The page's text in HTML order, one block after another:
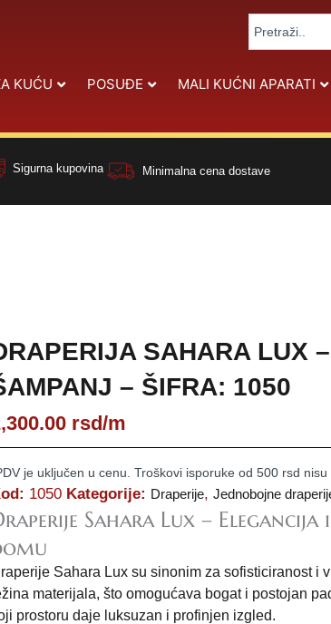
...
KUĆU POSUĐE MALI KUĆNI APARATI
Sigurna kupovina Minimalna cena dostave
SAHARA LUX
– ŠIFRA: 1050
rsd/m
je uključen u cenu. Troškovi isporuke od 500 rsd nisu
1050 Kategorije: Draperije, Jednobojne
Sahara Lux – Elegancija
Sahara Lux su sinonim za sofisticiranost i
materijala, što omogućava bogat i postojan
prostoru daje luksuzan i profinjen izgled.